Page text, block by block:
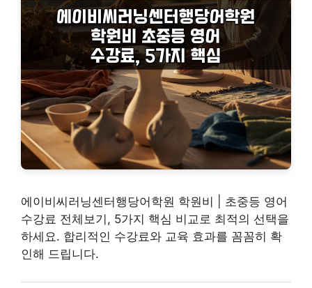
에이비씨러닝센터행당어학원 학원비 | 초중등 영어
수강료 전체보기, 5가지 핵심 비교로 최적의 선택을
하세요. 합리적인 수강료와 교육 효과를 꼼꼼히 확
인해 드립니다.